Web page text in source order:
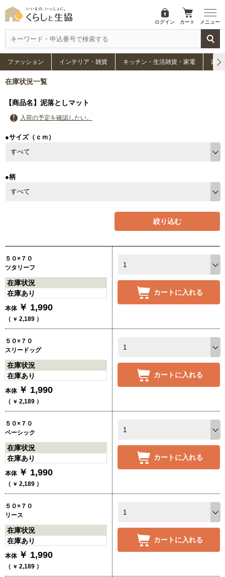
ログイン カート メニュー
ファッション インテリア・雑貨 キッチン・生活雑貨・家電 家具
在庫状況一覧
【商品名】泥落としマット
入荷の予定を確認したい。
●サイズ（ｃｍ）
●柄
絞り込む
５０×７０
ツタリーフ
在庫状況
在庫あり
本体 ￥ 1,990
（ ￥ 2,189 ）
カートに入れる
５０×７０
スリードッグ
在庫状況
在庫あり
本体 ￥ 1,990
（ ￥ 2,189 ）
カートに入れる
５０×７０
ベーシック
在庫状況
在庫あり
本体 ￥ 1,990
（ ￥ 2,189 ）
カートに入れる
５０×７０
リース
在庫状況
在庫あり
本体 ￥ 1,990
（ ￥ 2,189 ）
カートに入れる